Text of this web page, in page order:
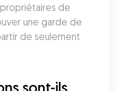
de
une garde de
de seulement
sont-ils